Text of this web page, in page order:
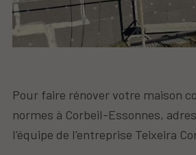
Pour faire rénover votre maison
normes à Corbeil-Essonnes,
l’équipe de l’entreprise Teixeira